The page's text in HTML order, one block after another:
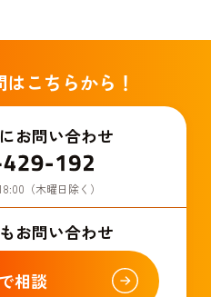
こちらから！
お問い合わせ
（木曜日除く）
お問い合わせ
相談